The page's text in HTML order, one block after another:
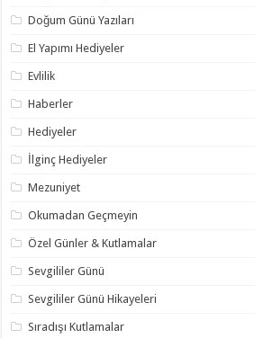
Doğum Günü Yazıları
El Yapımı Hediyeler
Evlilik
Haberler
Hediyeler
İlginç Hediyeler
Mezuniyet
Okumadan Geçmeyin
Özel Günler & Kutlamalar
Sevgililer Günü
Sevgililer Günü Hikayeleri
Sıradışı Kutlamalar